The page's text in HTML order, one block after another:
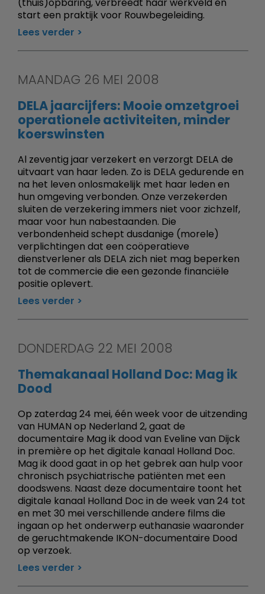
(thuis)opbaring, verbreedt haar werkveld en
start een praktijk voor Rouwbegeleiding.
Lees verder
MAANDAG 26 MEI 2008
DELA jaarcijfers: Mooie omzetgroei
operationele activiteiten, minder
koerswinsten
Al zeventig jaar verzekert en verzorgt DELA de
uitvaart van haar leden. Zo is DELA gedurende en
na het leven onlosmakelijk met haar leden en
hun omgeving verbonden. Onze verzekerden
sluiten de verzekering immers niet voor zichzelf,
maar voor hun nabestaanden. Die
verbondenheid schept dusdanige (morele)
verplichtingen dat een coöperatieve
dienstverlener als DELA zich niet mag beperken
tot de commercie die een gezonde financiële
positie oplevert.
Lees verder
DONDERDAG 22 MEI 2008
Themakanaal Holland Doc: Mag ik
Dood
Op zaterdag 24 mei, één week voor de uitzending
van HUMAN op Nederland 2, gaat de
documentaire Mag ik dood van Eveline van Dijck
in première op het digitale kanaal Holland Doc.
Mag ik dood gaat in op het gebrek aan hulp voor
chronisch psychiatrische patiënten met een
doodswens. Naast deze documentaire toont het
digitale kanaal Holland Doc in de week van 24 tot
en met 30 mei verschillende andere films die
ingaan op het onderwerp euthanasie waaronder
de geruchtmakende IKON-documentaire Dood
op verzoek.
Lees verder